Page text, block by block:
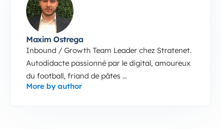
Maxim Ostrega
Inbound / Growth Team Leader chez Stratenet.
Autodidacte passionné par le digital, amoureux
du football, friand de pâtes ...
More by author